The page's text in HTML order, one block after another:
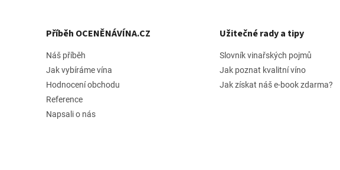
Příběh OCENĚNÁVÍNA.CZ
Náš příběh
Jak vybíráme vína
Hodnocení obchodu
Reference
Napsali o nás
Užitečné rady a tipy
Slovník vinařských pojmů
Jak poznat kvalitní víno
Jak získat náš e-book zdarma?